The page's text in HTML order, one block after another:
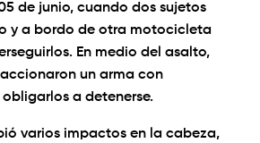
de junio, cuando dos sujetos
y a bordo de otra motocicleta
En medio del asalto,
un arma con
a detenerse.
varios impactos en la cabeza,